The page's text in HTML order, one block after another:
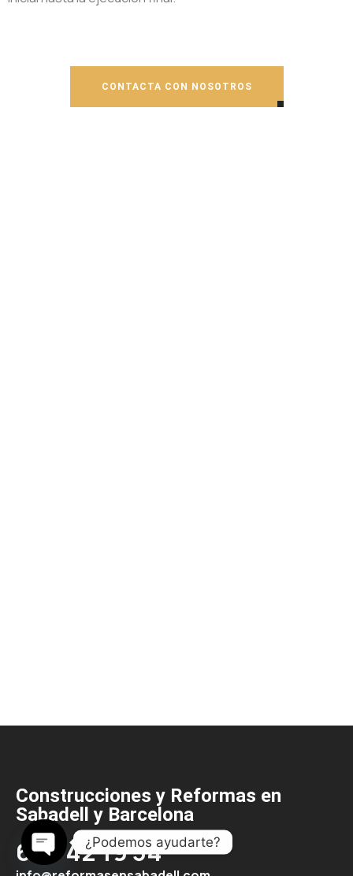
CONTACTA CON NOSOTROS
Construcciones y Reformas en
Sabadell y Barcelona
667 42 19 34
¿Podemos ayudarte?